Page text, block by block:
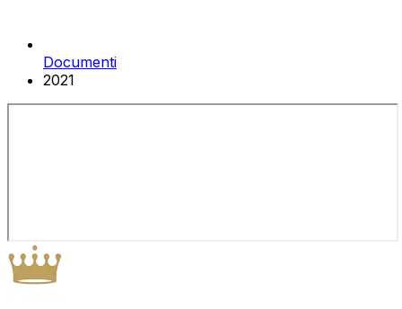
Documenti
2021